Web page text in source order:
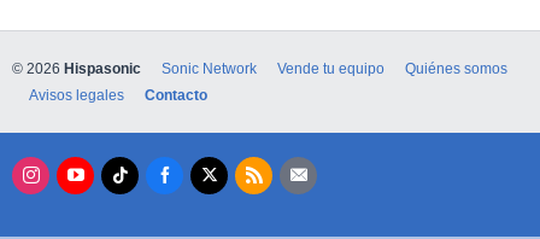
© 2026 Hispasonic Sonic Network Vende tu equipo
Quiénes somos
Avisos legales
Contacto